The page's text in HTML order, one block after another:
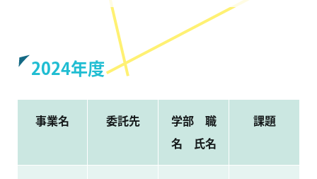
2024年度
事業名 委託先
学部 職
名 氏名
課題